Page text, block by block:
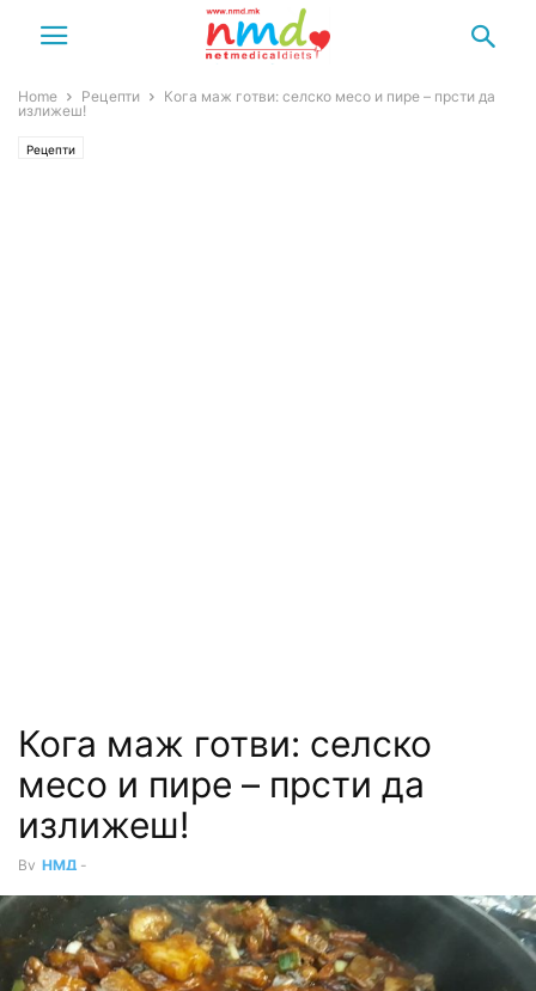
Home Рецепти
Кога маж готви: селско месо и пире – прсти да
излижеш!
Рецепти
Кога маж готви: селско
месо и пире – прсти да
излижеш!
By НМД -